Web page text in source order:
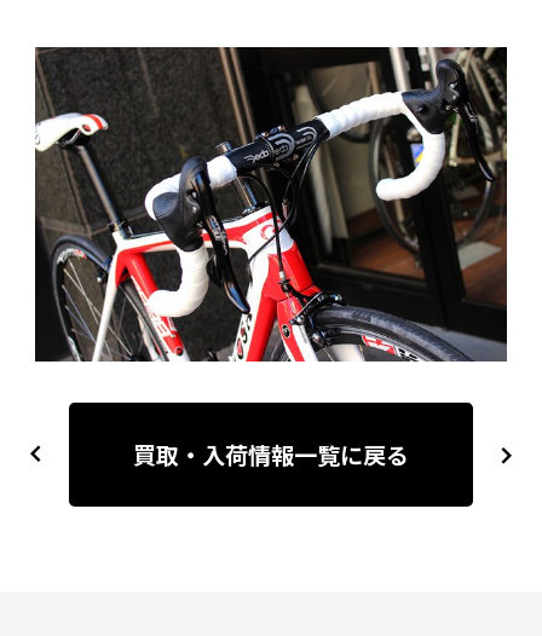
稿
previous next
買取・入荷情報一覧に戻る